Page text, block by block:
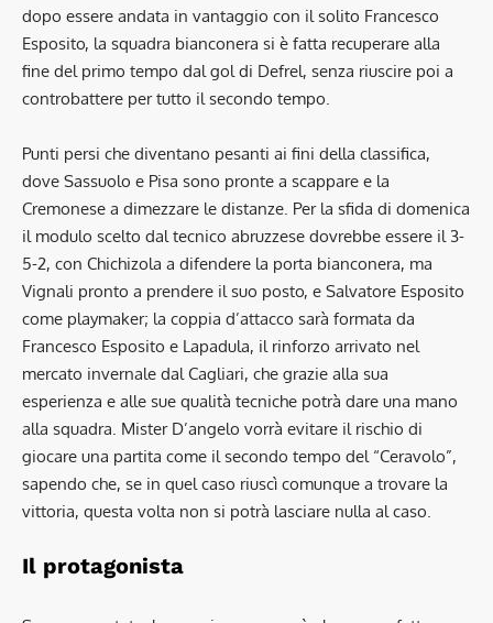
dopo essere andata in vantaggio con il solito Francesco
Esposito, la squadra bianconera si è fatta recuperare alla
fine del primo tempo dal gol di Defrel, senza riuscire poi a
controbattere per tutto il secondo tempo.
Punti persi che diventano pesanti ai fini della classifica,
dove Sassuolo e Pisa sono pronte a scappare e la
Cremonese a dimezzare le distanze. Per la sfida di domenica
il modulo scelto dal tecnico abruzzese dovrebbe essere il 3-
5-2, con Chichizola a difendere la porta bianconera, ma
Vignali pronto a prendere il suo posto, e Salvatore Esposito
come playmaker; la coppia d’attacco sarà formata da
Francesco Esposito e Lapadula, il rinforzo arrivato nel
mercato invernale dal Cagliari, che grazie alla sua
esperienza e alle sue qualità tecniche potrà dare una mano
alla squadra. Mister D’angelo vorrà evitare il rischio di
giocare una partita come il secondo tempo del “Ceravolo”,
sapendo che, se in quel caso riuscì comunque a trovare la
vittoria, questa volta non si potrà lasciare nulla al caso.
Il protagonista